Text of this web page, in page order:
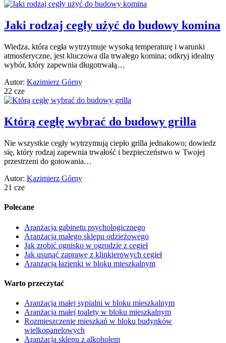
Jaki rodzaj cegły użyć do budowy komina
Wiedza, która cegła wytrzymuje wysoką temperaturę i warunki
atmosferyczne, jest kluczowa dla trwałego komina; odkryj idealny
wybór, który zapewnia długotrwałą…
Autor: Kazimierz Górny
22 cze
Którą cegłę wybrać do budowy grilla
Nie wszystkie cegły wytrzymują ciepło grilla jednakowo; dowiedz
się, który rodzaj zapewnia trwałość i bezpieczeństwo w Twojej
przestrzeni do gotowania…
Autor: Kazimierz Górny
21 cze
Polecane
Aranżacja gabinetu psychologicznego
Aranżacja małego sklepu odzieżowego
Jak zrobić ognisko w ogrodzie z cegieł
Jak usunąć zaprawę z klinkierowych cegieł
Aranżacja łazienki w bloku mieszkalnym
Warto przeczytać
Aranżacja małej sypialni w bloku mieszkalnym
Aranżacja małej toalety w bloku mieszkalnym
Rozmieszczenie mieszkań w bloku budynków
wielkopanelowych
Aranżacja sklepu z alkoholem